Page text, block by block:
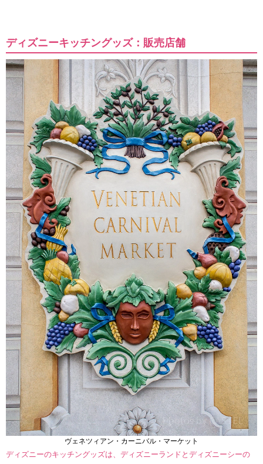
ディズニーキッチングッズ：販売店舗
ヴェネツィアン・カーニバル・マーケット
ディズニーのキッチングッズは、ディズニーランドとディズニーシーの